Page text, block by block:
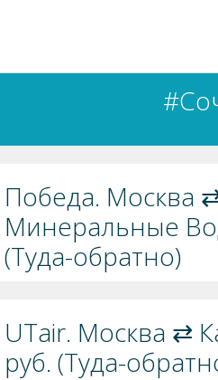
Победа. Москва
Минеральные
(Туда-обратно)
UTair. Москва ⇄
руб. (Туда-